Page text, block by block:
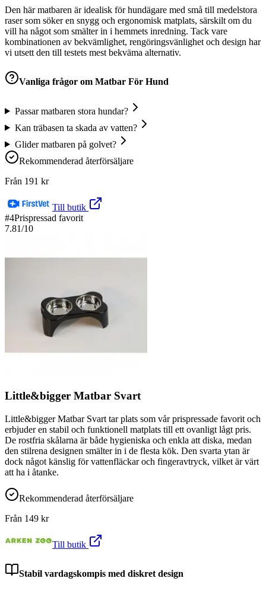
Den här matbaren är idealisk för hundägare med små till medelstora
raser som söker en snygg och ergonomisk matplats, särskilt om du
vill ha något som smälter in i hemmets inredning. Tack vare
kombinationen av bekvämlighet, rengöringsvänlighet och design har
vi utsett den till testets mest bekväma alternativ.
Vanliga frågor om Matbar För Hund
Passar matbaren stora hundar?
Kan träbasen ta skada av vatten?
Glider matbaren på golvet?
Rekommenderad återförsäljare
Från 191 kr
Till butik
#4Prispressad favorit
7.81/10
Little&bigger Matbar Svart
Little&bigger Matbar Svart tar plats som vår prispressade favorit och
erbjuder en stabil och funktionell matplats till ett ovanligt lågt pris.
De rostfria skålarna är både hygieniska och enkla att diska, medan
den stilrena designen smälter in i de flesta kök. Den svarta ytan är
dock något känslig för vattenfläckar och fingeravtryck, vilket är värt
att ha i åtanke.
Rekommenderad återförsäljare
Från 149 kr
Till butik
Stabil vardagskompis med diskret design